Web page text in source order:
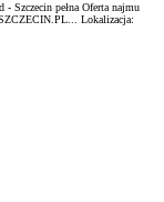
Szczecin pełna Oferta najmu
Lokalizacja: